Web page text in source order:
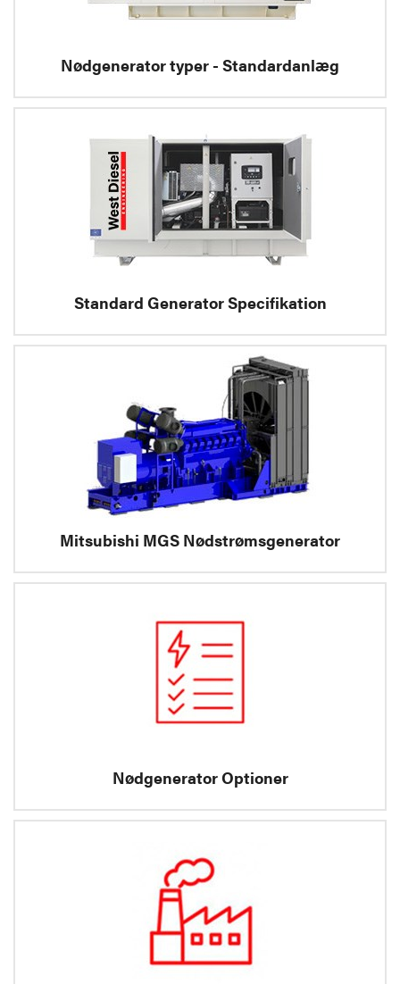
Nødgenerator typer - Standardanlæg
Standard Generator Specifikation
Mitsubishi MGS Nødstrømsgenerator
Nødgenerator Optioner